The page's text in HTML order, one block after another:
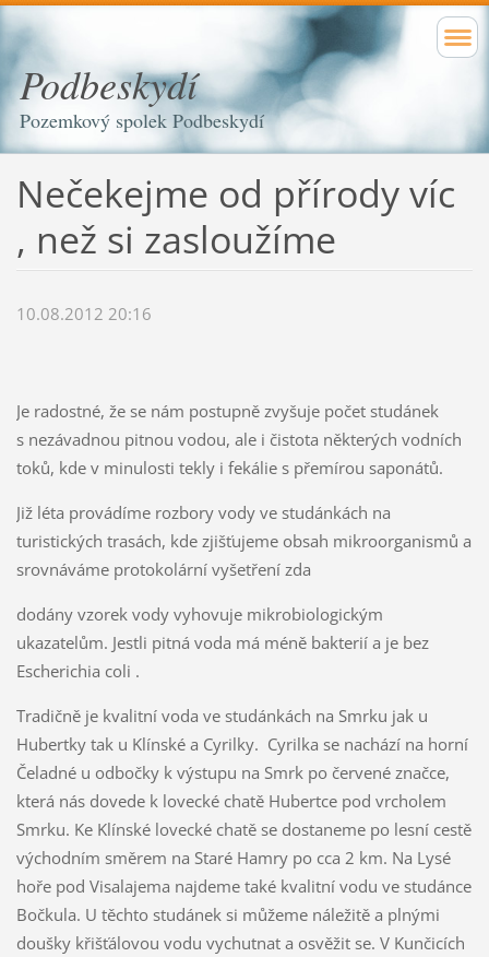
Podbeskydí
Pozemkový spolek Podbeskydí
Nečekejme od přírody víc
, než si zasloužíme
10.08.2012 20:16
Je radostné, že se nám postupně zvyšuje počet studánek
s nezávadnou pitnou vodou, ale i čistota některých vodních
toků, kde v minulosti tekly i fekálie s přemírou saponátů.
Již léta provádíme rozbory vody ve studánkách na
turistických trasách, kde zjišťujeme obsah mikroorganismů a
srovnáváme protokolární vyšetření zda
dodány vzorek vody vyhovuje mikrobiologickým
ukazatelům. Jestli pitná voda má méně bakterií a je bez
Escherichia coli .
Tradičně je kvalitní voda ve studánkách na Smrku jak u
Hubertky tak u Klínské a Cyrilky. Cyrilka se nachází na horní
Čeladné u odbočky k výstupu na Smrk po červené značce,
která nás dovede k lovecké chatě Hubertce pod vrcholem
Smrku. Ke Klínské lovecké chatě se dostaneme po lesní cestě
východním směrem na Staré Hamry po cca 2 km. Na Lysé
hoře pod Visalajema najdeme také kvalitní vodu ve studánce
Bočkula. U těchto studánek si můžeme náležitě a plnými
doušky křišťálovou vodu vychutnat a osvěžit se. V Kunčicích